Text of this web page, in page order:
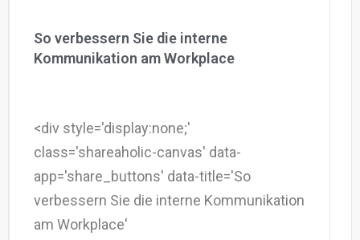
So verbessern Sie die interne
Kommunikation am Workplace
<div style='display:none;'
class='shareaholic-canvas' data-
app='share_buttons' data-title='So
verbessern Sie die interne Kommunikation
am Workplace'